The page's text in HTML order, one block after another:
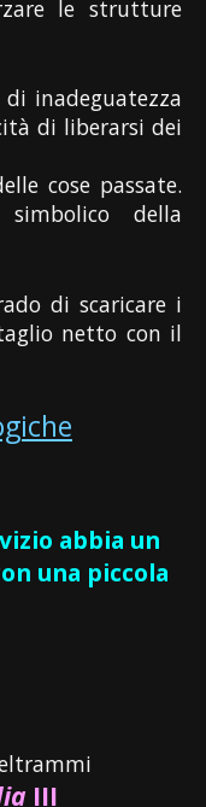
le strutture
inadeguatezza
di liberarsi dei
cose passate.
della
di scaricare i
netto con il
abbia un
una piccola
III